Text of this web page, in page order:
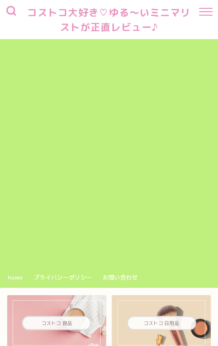
コストコ大好き♡ゆる～いミニマリ
ストが正直レビュー♪
home プライバシーポリシー お問い合わせ
コストコ 食品 コストコ 日用品